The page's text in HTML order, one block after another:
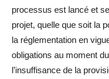
processus est lancé et
projet, quelle que soit la
la réglementation en
obligations au moment
l’insuffisance de la